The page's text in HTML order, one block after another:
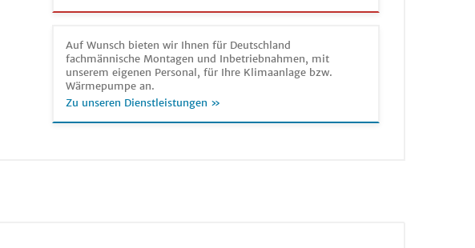
Auf Wunsch bieten wir Ihnen für Deutschland
fachmännische Montagen und Inbetriebnahmen, mit
unserem eigenen Personal, für Ihre Klimaanlage bzw.
Wärmepumpe an.
Zu unseren Dienstleistungen »